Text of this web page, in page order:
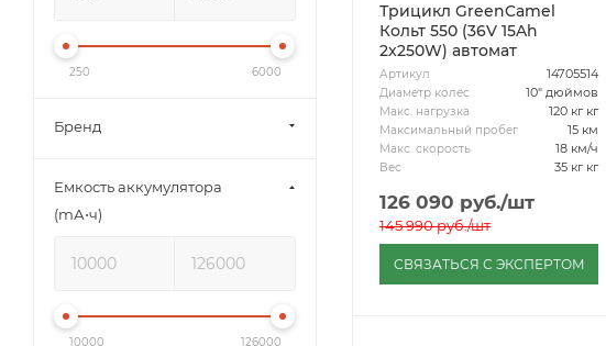
Трицикл GreenCamel
Кольт 550 (36V 15Ah
2x250W) автомат
Артикул 14705514
Диаметр колес 10" дюймов
Макс. нагрузка 120 кг кг
Максимальный пробег 15 км
Макс. скорость 18 км/ч
Вес 35 кг кг
126 090 руб./шт
145 990руб./шт
СВЯЗАТЬСЯ С ЭКСПЕРТОМ
250 6000
Бренд
Емкость аккумулятора
(mА⋅ч)
10000 126000